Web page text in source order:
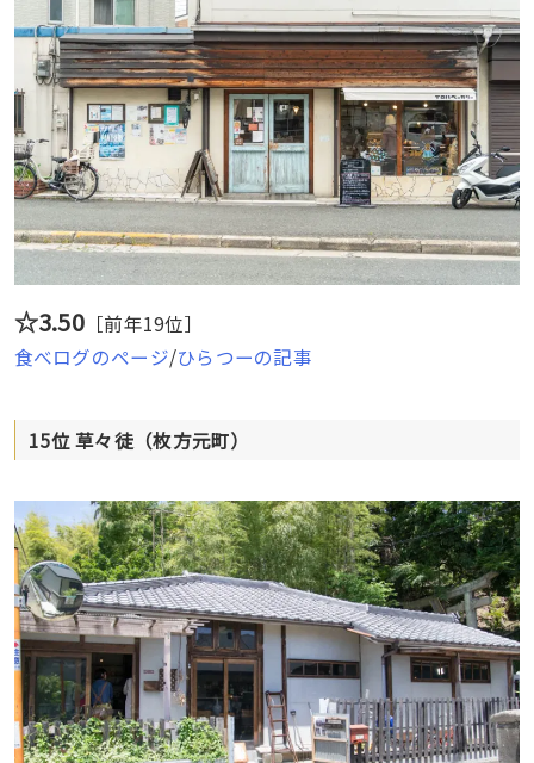
☆3.50 ［前年19位］
食べログのページ/ひらつーの記事
15位 草々徒（枚方元町）